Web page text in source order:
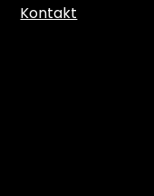
Kontakt